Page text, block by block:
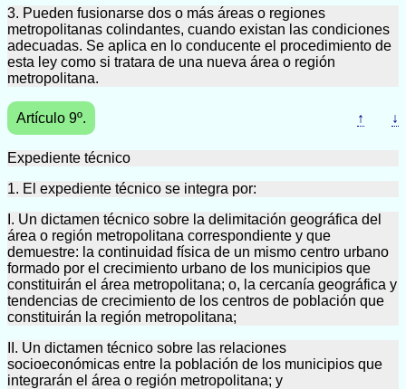
3. Pueden fusionarse dos o más áreas o regiones
metropolitanas colindantes, cuando existan las condiciones
adecuadas. Se aplica en lo conducente el procedimiento de
esta ley como si tratara de una nueva área o región
metropolitana.
Artículo 9º. ↑ ↓
Expediente técnico
1. El expediente técnico se integra por:
I. Un dictamen técnico sobre la delimitación geográfica del
área o región metropolitana correspondiente y que
demuestre: la continuidad física de un mismo centro urbano
formado por el crecimiento urbano de los municipios que
constituirán el área metropolitana; o, la cercanía geográfica y
tendencias de crecimiento de los centros de población que
constituirán la región metropolitana;
II. Un dictamen técnico sobre las relaciones
socioeconómicas entre la población de los municipios que
integrarán el área o región metropolitana; y